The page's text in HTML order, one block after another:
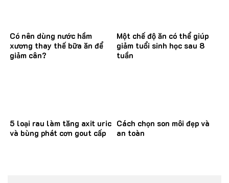
Có nên dùng nước hầm
xương thay thế bữa ăn để
giảm cân?
Một chế độ ăn có thể giúp
giảm tuổi sinh học sau 8
tuần
5 loại rau làm tăng axit uric
và bùng phát cơn gout cấp
Cách chọn son môi đẹp và
an toàn